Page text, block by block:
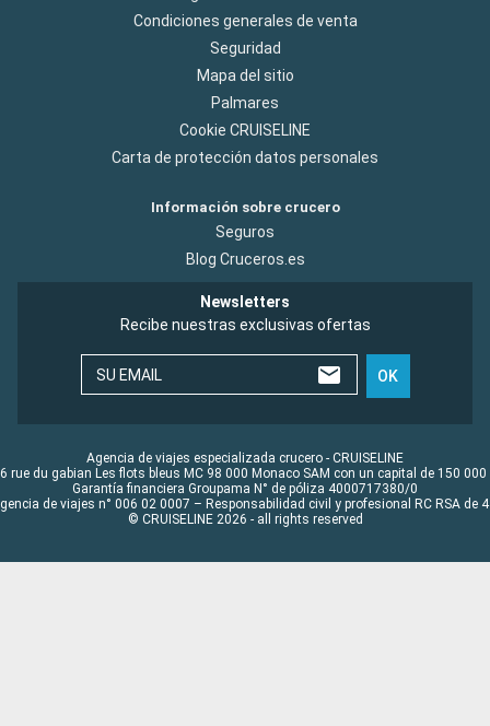
Condiciones generales de venta
Seguridad
Mapa del sitio
Palmares
Cookie CRUISELINE
Carta de protección datos personales
Información sobre crucero
Seguros
Blog Cruceros.es
Newsletters
Recibe nuestras exclusivas ofertas
SU EMAIL OK
Agencia de viajes especializada crucero - CRUISELINE
rue du gabian Les flots bleus MC 98 000 Monaco SAM con un capital de 150 000
Garantía financiera Groupama N° de póliza 4000717380/0
de viajes n° 006 02 0007 – Responsabilidad civil y profesional RC RSA de
© CRUISELINE 2026 - all rights reserved